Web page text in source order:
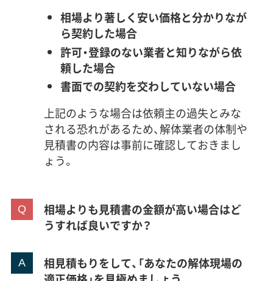
相場より著しく安い価格と分かりなが
ら契約した場合
許可・登録のない業者と知りながら依
頼した場合
書面での契約を交わしていない場合
上記のような場合は依頼主の過失とみな
される恐れがあるため、解体業者の体制や
見積書の内容は事前に確認しておきまし
ょう。
相場よりも見積書の金額が高い場合はど
うすれば良いですか？
相見積もりをして、「あなたの解体現場の